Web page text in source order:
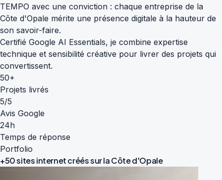
TEMPO avec une conviction : chaque entreprise de la
Côte d'Opale mérite une présence digitale à la hauteur de
son savoir-faire.
Certifié Google AI Essentials, je combine expertise
technique et sensibilité créative pour livrer des projets qui
convertissent.
50+
Projets livrés
5/5
Avis Google
24h
Temps de réponse
Portfolio
+50 sites internet créés sur laCôte d'Opale